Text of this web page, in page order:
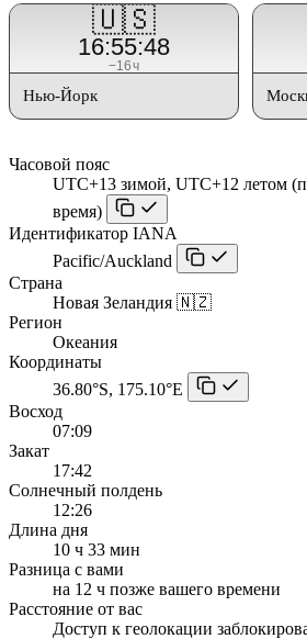
🇺🇸
16:55:48
−16ч
Нью-Йорк
Часовой пояс
UTC+13 зимой, UTC+12 летом
время)
Идентификатор IANA
Pacific/Auckland
Страна
Новая Зеландия 🇳🇿
Регион
Океания
Координаты
36.80°S, 175.10°E
Восход
07:09
Закат
17:42
Солнечный полдень
12:26
Длина дня
10 ч 33 мин
Разница с вами
на 12 ч позже вашего времени
Расстояние от вас
Доступ к геолокации